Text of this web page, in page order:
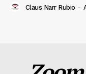
Claus Narr Rubio -